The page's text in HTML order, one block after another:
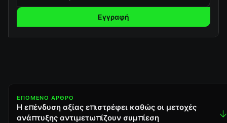
Εγγραφή
ΕΠΌΜΕΝΟ ΆΡΘΡΟ
Η επένδυση αξίας επιστρέφει καθώς οι μετοχές
ανάπτυξης αντιμετωπίζουν συμπίεση
↓